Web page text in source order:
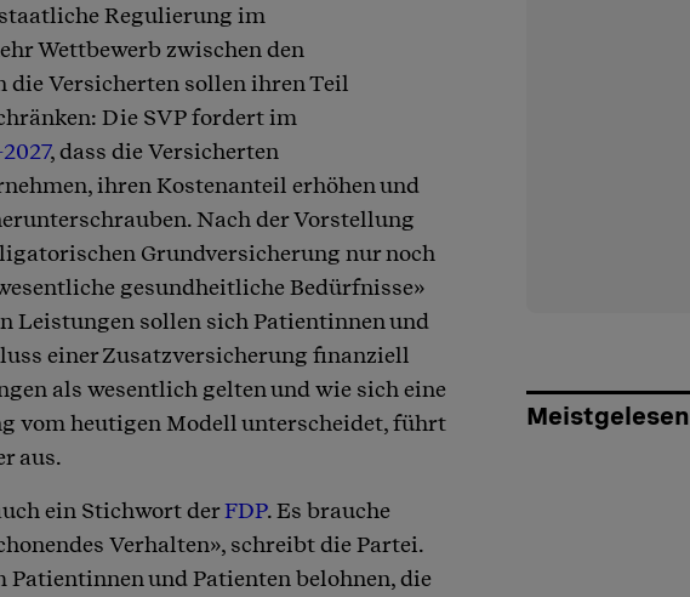
Regulierung im
Wettbewerb zwischen den
Versicherten sollen ihren Teil
Die SVP fordert im
, dass die Versicherten
ihren Kostenanteil erhöhen und
Nach der Vorstellung
Grundversicherung nur noch
gesundheitliche Bedürfnisse»
Leistungen sollen sich Patientinnen und
einer Zusatzversicherung finanziell
als wesentlich gelten und wie sich eine
vom heutigen Modell unterscheidet, führt
aus.
ein Stichwort derFDP. Es brauche
Verhalten», schreibt die Partei.
Patientinnen und Patienten belohnen, die
Meistgelesen